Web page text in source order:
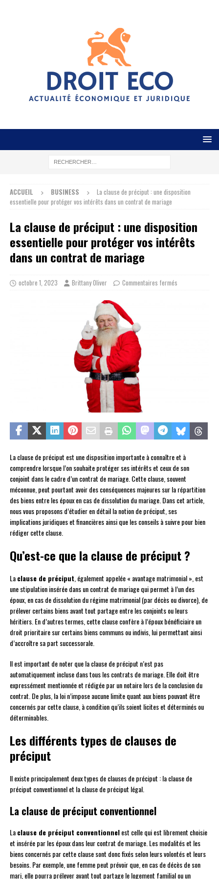
ACCUEIL BUSINESS
La clause de préciput : une disposition
essentielle pour protéger vos intérêts dans un contrat de mariage
La clause de préciput : une disposition
essentielle pour protéger vos intérêts
dans un contrat de mariage
octobre 1, 2023 Brittany Oliver Commentaires fermés
La clause de préciput est une disposition importante à connaître et à
comprendre lorsque l’on souhaite protéger ses intérêts et ceux de son
conjoint dans le cadre d’un contrat de mariage. Cette clause, souvent
méconnue, peut pourtant avoir des conséquences majeures sur la répartition
des biens entre les époux en cas de dissolution du mariage. Dans cet article,
nous vous proposons d’étudier en détail la notion de préciput, ses
implications juridiques et financières ainsi que les conseils à suivre pour bien
rédiger cette clause.
Qu’est-ce que la clause de préciput ?
Laclause de préciput, également appelée « avantage matrimonial », est
une stipulation insérée dans un contrat de mariage qui permet à l’un des
époux, en cas de dissolution du régime matrimonial (par décès ou divorce), de
prélever certains biens avant tout partage entre les conjoints ou leurs
héritiers. En d’autres termes, cette clause confère à l’époux bénéficiaire un
droit prioritaire sur certains biens communs ou indivis, lui permettant ainsi
d’accroître sa part successorale.
Il est important de noter que la clause de préciput n’est pas
automatiquement incluse dans tous les contrats de mariage. Elle doit être
expressément mentionnée et rédigée par un notaire lors de la conclusion du
contrat. De plus, la loi n’impose aucune limite quant aux biens pouvant être
concernés par cette clause, à condition qu’ils soient licites et déterminés ou
déterminables.
Les différents types de clauses de
préciput
Il existe principalement deux types de clauses de préciput : la clause de
préciput conventionnel et la clause de préciput légal.
La clause de préciput conventionnel
Laclause de préciput conventionnelest celle qui est librement choisie
et insérée par les époux dans leur contrat de mariage. Les modalités et les
biens concernés par cette clause sont donc fixés selon leurs volontés et leurs
besoins. Par exemple, une femme peut prévoir que, en cas de décès de son
mari, elle pourra prélever avant tout partage le logement familial ou un